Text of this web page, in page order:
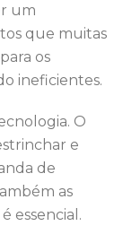
um
que muitas
os
ineficientes.
O
e
de
as
essencial.